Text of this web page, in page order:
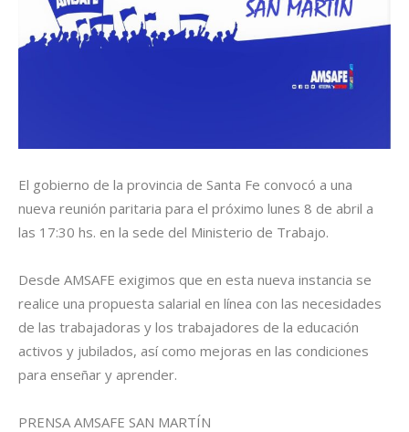
El gobierno de la provincia de Santa Fe convocó a una
nueva reunión paritaria para el próximo lunes 8 de abril a
las 17:30 hs. en la sede del Ministerio de Trabajo.
Desde AMSAFE exigimos que en esta nueva instancia se
realice una propuesta salarial en línea con las necesidades
de las trabajadoras y los trabajadores de la educación
activos y jubilados, así como mejoras en las condiciones
para enseñar y aprender.
PRENSA AMSAFE SAN MARTÍN